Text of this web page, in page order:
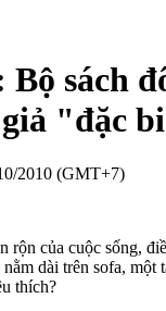
sách
"đặc
2010 (GMT+7)
rộn của cuộc sống,
dài trên sofa, một
thích?